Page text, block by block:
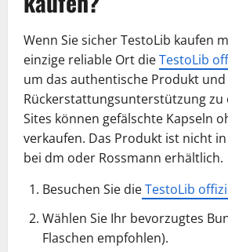
Wenn Sie sicher TestoLib kaufen
einzige reliable Ort dieTestoLib
um das authentische Produkt
Rückerstattungsunterstützung zu
Sites können gefälschte Kapseln
verkaufen. Das Produkt ist nicht
bei dm oder Rossmann erhältlich.
Besuchen Sie dieTestoLib
Wählen Sie Ihr bevorzugtes
Flaschen empfohlen).